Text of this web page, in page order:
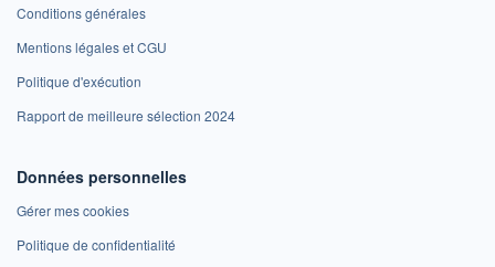
Conditions générales
Mentions légales et CGU
Politique d'exécution
Rapport de meilleure sélection 2024
Données personnelles
Gérer mes cookies
Politique de confidentialité